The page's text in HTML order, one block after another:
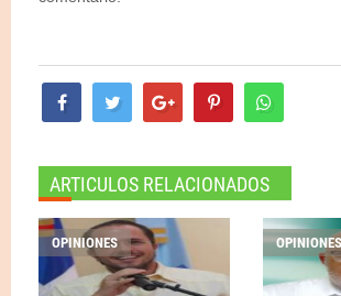
ARTICULOS RELACIONADOS
OPINIONES OPINIONES